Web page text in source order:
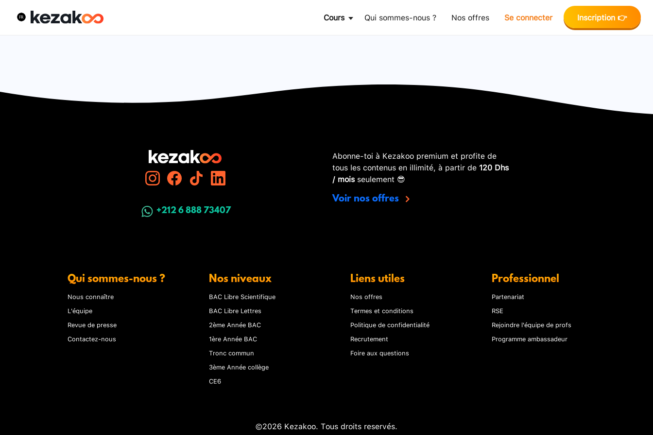
Cours Qui sommes-nous ? Nos offres Se connecter Inscription 👉
+212 6 888 73407
Abonne-toi à Kezakoo premium et profite de
tous les contenus en illimité, à partir de 120 Dhs
/ moisseulement 😎
Voir nos offres
Qui sommes-nous ?
Nous connaître
L'équipe
Revue de presse
Contactez-nous
Nos niveaux
BAC Libre Scientifique
BAC Libre Lettres
2ème Année BAC
1ère Année BAC
Tronc commun
3ème Année collège
CE6
Liens utiles
Nos offres
Termes et conditions
Politique de confidentialité
Recrutement
Foire aux questions
Professionnel
Partenariat
RSE
Rejoindre l'équipe de profs
Programme ambassadeur
©2026 Kezakoo. Tous droits reservés.